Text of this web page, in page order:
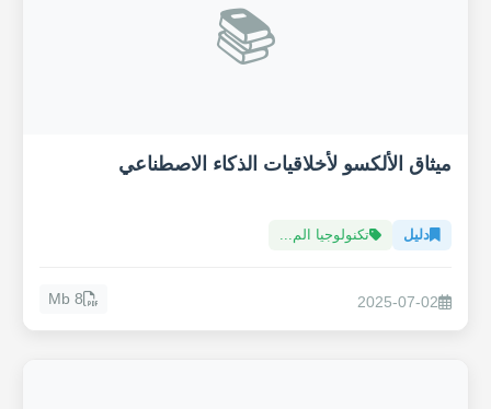
📚
ميثاق الألكسو لأخلاقيات الذكاء الاصطناعي
دليل تكنولوجيا الم...
2025-07-02
8 Mb